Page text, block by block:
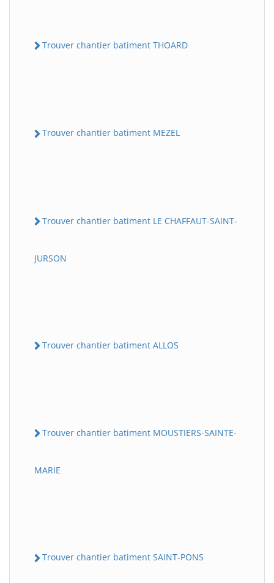
Trouver chantier batiment THOARD
Trouver chantier batiment MEZEL
Trouver chantier batiment LE CHAFFAUT-SAINT-
JURSON
Trouver chantier batiment ALLOS
Trouver chantier batiment MOUSTIERS-SAINTE-
MARIE
Trouver chantier batiment SAINT-PONS